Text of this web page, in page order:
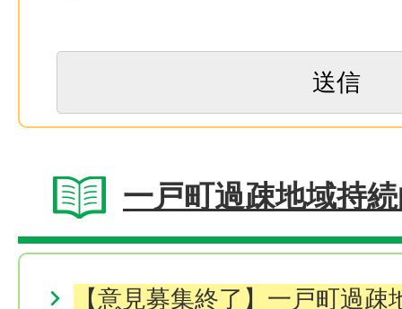
一戸町過疎地域持
【意見募集終了】一戸町過